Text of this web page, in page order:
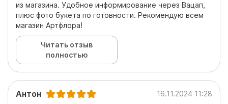
из магазина. Удобное информирование через Вацап,
плюс фото букета по готовности. Рекомендую всем
магазин Артфлора!
Читать отзыв
полностью
Антон 16.11.2024 11:28